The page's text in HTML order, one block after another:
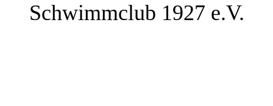
Schwimmclub 1927 e.V.